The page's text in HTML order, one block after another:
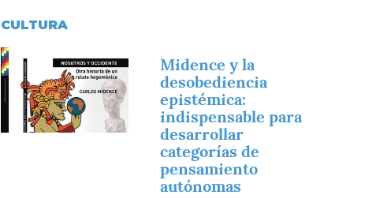
CULTURA
Imagen
Midence y la
desobediencia
epistémica:
indispensable para
desarrollar
categorías de
pensamiento
autónomas